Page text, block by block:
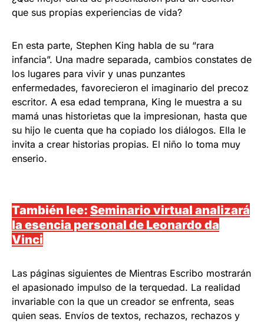
que sus propias experiencias de vida?
En esta parte, Stephen King habla de su “rara
infancia”. Una madre separada, cambios constates de
los lugares para vivir y unas punzantes
enfermedades, favorecieron el imaginario del precoz
escritor. A esa edad temprana, King le muestra a su
mamá unas historietas que la impresionan, hasta que
su hijo le cuenta que ha copiado los diálogos. Ella le
invita a crear historias propias. El niño lo toma muy
enserio.
También lee: Seminario virtual analizará
la esencia personal de Leonardo da
Vinci
Las páginas siguientes de Mientras Escribo mostrarán
el apasionado impulso de la terquedad. La realidad
invariable con la que un creador se enfrenta, seas
quien seas. Envíos de textos, rechazos, rechazos y